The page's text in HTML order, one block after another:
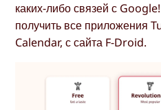
каких-либо связей с
получить все приложения
Calendar, с сайта F-Droid.